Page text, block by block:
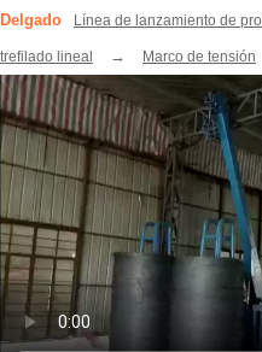
Delgado Línea de lanzamiento de
trefilado lineal → Marco de tensión